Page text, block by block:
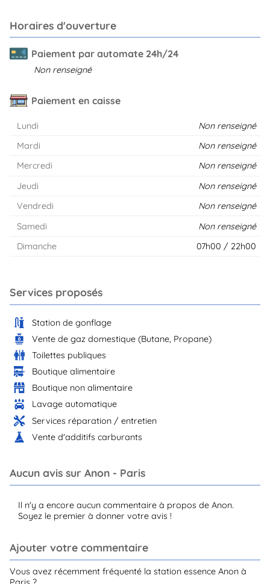
Horaires d'ouverture
Paiement par automate 24h/24
Non renseigné
Paiement en caisse
Lundi
Non renseigné
Mardi
Non renseigné
Mercredi
Non renseigné
Jeudi
Non renseigné
Vendredi
Non renseigné
Samedi
Non renseigné
Dimanche
07h00 / 22h00
Services proposés
Station de gonflage
Vente de gaz domestique (Butane, Propane)
Toilettes publiques
Boutique alimentaire
Boutique non alimentaire
Lavage automatique
Services réparation / entretien
Vente d'additifs carburants
Aucun avis sur Anon - Paris
Il n'y a encore aucun commentaire à propos de Anon.
Soyez le premier à donner votre avis !
Ajouter votre commentaire
Vous avez récemment fréquenté la station essence Anon à